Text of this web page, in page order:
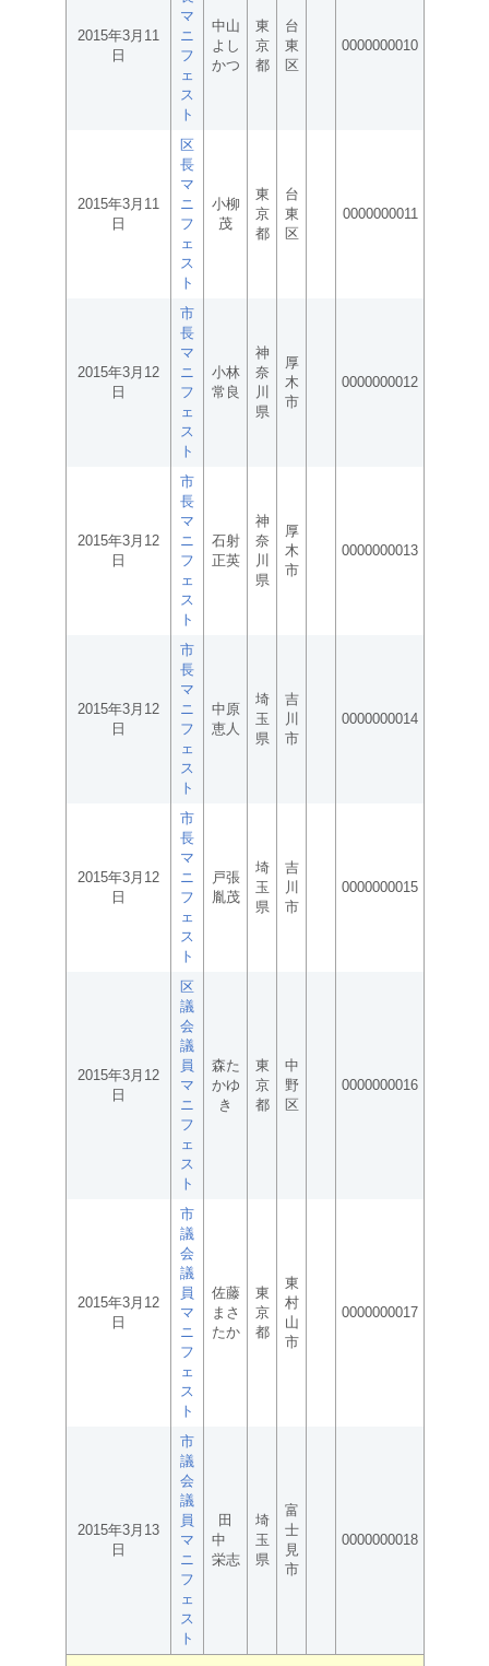
2015年3月11
日
マ
ニ
フ
ェ
ス
ト
中山
よし
かつ
東
京
都
台
東
区
0000000010
2015年3月11
日
区
長
マ
ニ
フ
ェ
ス
ト
小柳
茂
東
京
都
台
東
区
0000000011
2015年3月12
日
市
長
マ
ニ
フ
ェ
ス
ト
小林
常良
神
奈
川
県
厚
木
市
0000000012
2015年3月12
日
市
長
マ
ニ
フ
ェ
ス
ト
石射
正英
神
奈
川
県
厚
木
市
0000000013
2015年3月12
日
市
長
マ
ニ
フ
ェ
ス
ト
中原
恵人
埼
玉
県
吉
川
市
0000000014
2015年3月12
日
市
長
マ
ニ
フ
ェ
ス
ト
戸張
胤茂
埼
玉
県
吉
川
市
0000000015
2015年3月12
日
区
議
会
議
員
マ
ニ
フ
ェ
ス
ト
森た
かゆ
き
東
京
都
中
野
区
0000000016
2015年3月12
日
市
議
会
議
員
マ
ニ
フ
ェ
ス
ト
佐藤
まさ
たか
東
京
都
東
村
山
市
0000000017
2015年3月13
日
市
議
会
議
員
マ
ニ
フ
ェ
ス
ト
田
中
栄志
埼
玉
県
富
士
見
市
0000000018